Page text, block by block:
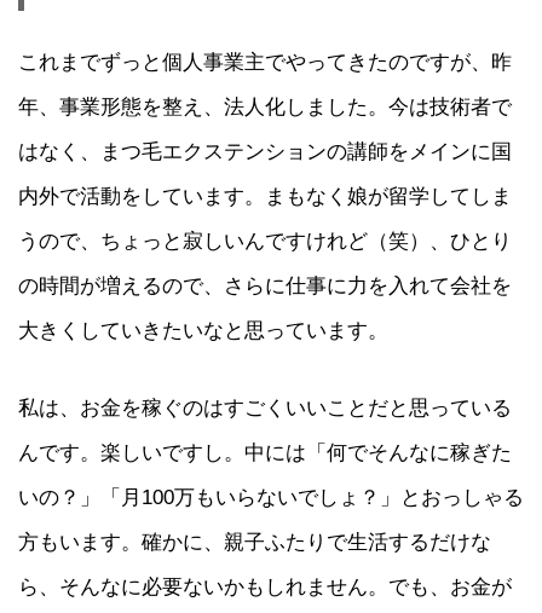
これまでずっと個人事業主でやってきたのですが、昨
年、事業形態を整え、法人化しました。今は技術者で
はなく、まつ毛エクステンションの講師をメインに国
内外で活動をしています。まもなく娘が留学してしま
うので、ちょっと寂しいんですけれど（笑）、ひとり
の時間が増えるので、さらに仕事に力を入れて会社を
大きくしていきたいなと思っています。
私は、お金を稼ぐのはすごくいいことだと思っている
んです。楽しいですし。中には「何でそんなに稼ぎた
いの？」「月100万もいらないでしょ？」とおっしゃる
方もいます。確かに、親子ふたりで生活するだけな
ら、そんなに必要ないかもしれません。でも、お金が